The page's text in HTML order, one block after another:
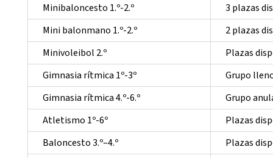
Minibaloncesto 1.º-2.º
3 plazas
Mini balonmano 1.º-2.º
2 plazas
Minivoleibol 2.º
Plazas
Gimnasia rítmica 1º-3º
Grupo
Gimnasia rítmica 4.º-6.º
Grupo
Atletismo 1º-6º
Plazas
Baloncesto 3.º–4.º
Plazas